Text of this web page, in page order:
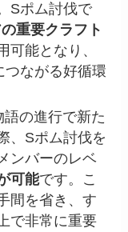
Sポム討伐で
重要クラフト
可能となり、
つながる好循環
語の進行で新た
、Sポム討伐を
ンバーのレベ
可能です。こ
間を省き、す
で非常に重要